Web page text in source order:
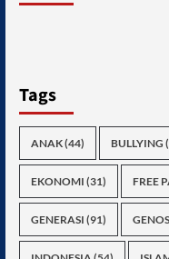
Tags
ANAK(44) BULLYING
EKONOMI (31) FREE
GENERASI (91)